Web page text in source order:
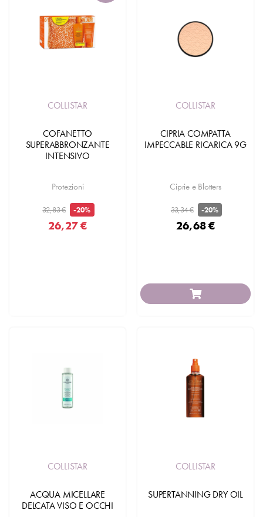
COLLISTAR
COFANETTO
SUPERABBRONZANTE
INTENSIVO
Protezioni
32,83 € -20%
26,27 €
COLLISTAR
CIPRIA COMPATTA
IMPECCABLE RICARICA 9G
Ciprie e Blotters
33,34 € -20%
26,68 €
COLLISTAR
ACQUA MICELLARE
DELCATA VISO E OCCHI
COLLISTAR
SUPERTANNING DRY OIL